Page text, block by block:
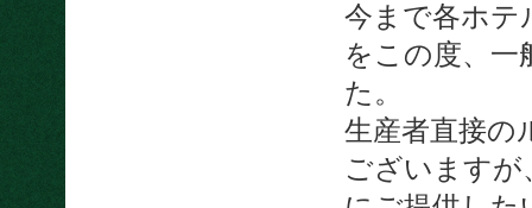
今まで各ホテ
をこの度、一
た。
生産者直接の
ございますが